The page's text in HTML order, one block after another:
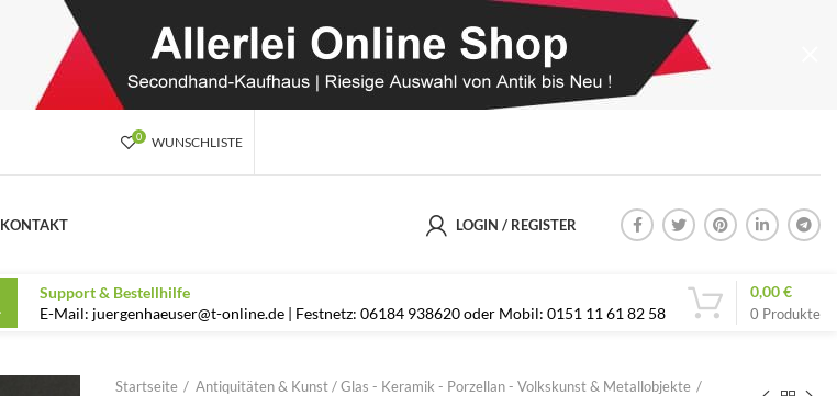
0 WUNSCHLISTE
KONTAKT LOGIN / REGISTER
Support & Bestellhilfe
E-Mail: juergenhaeuser@t-online.de | Festnetz: 06184 938620 oder Mobil: 0151 11 61 82 58
0 Produkte
0,00€
Startseite
Antiquitäten & Kunst / Glas - Keramik - Porzellan - Volkskunst & Metallobjekte